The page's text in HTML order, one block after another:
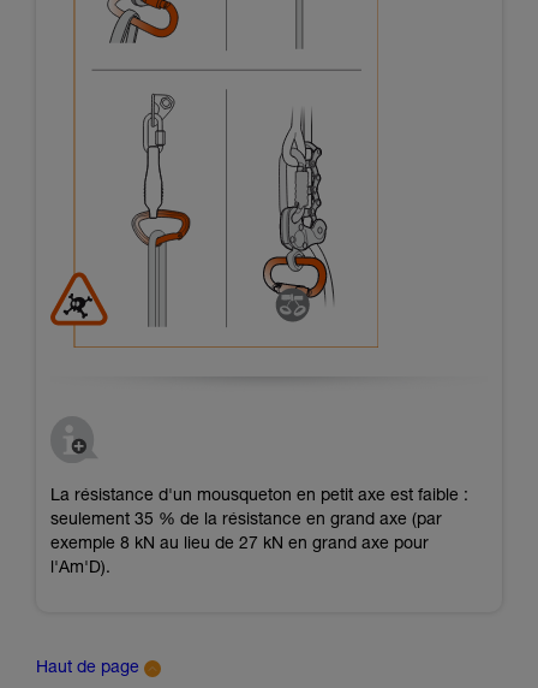
La résistance d'un mousqueton en petit axe est faible :
seulement 35 % de la résistance en grand axe (par
exemple 8 kN au lieu de 27 kN en grand axe pour
l'Am'D).
Haut de page